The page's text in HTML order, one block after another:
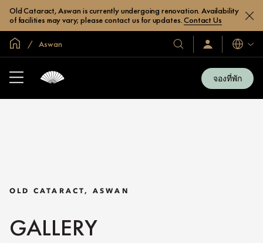
Old Cataract, Aswan is currently undergoing renovation. Availability
of facilities may vary; please contact us for updates.Contact Us
หน้าหลักทั่วโลก
Aswan
โรงแรม
และ
ลงชื่อ
เข้า
/
สมัคร
เข้า
ภาษา
จองที่พัก
OLD CATARACT, ASWAN
GALLERY